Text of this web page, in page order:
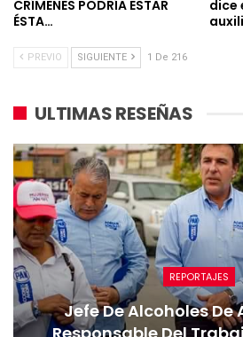
CRÍMENES PODRÍA ESTAR
ÉSTA…
dice
PREVIO SIGUIENTE 1 De 216
ULTIMAS RESEÑAS
REPORTAJES
Jefe De Alcoholes De